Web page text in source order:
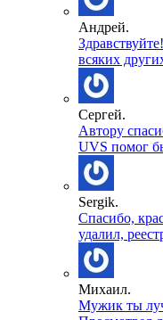
Андрей.
всяких
Сергей.
Автору
UVS помог
Sergik.
Спасибо,
удалил,
Михаил.
Мужик ты